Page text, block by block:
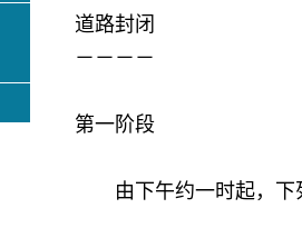
道路封闭
－－－－
第一阶段
由下午约一时起，下